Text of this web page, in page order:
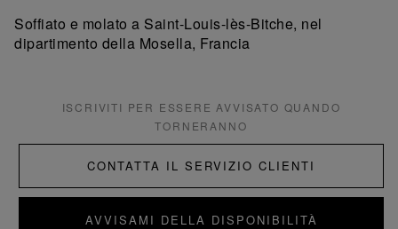
Soffiato e molato a Saint-Louis-lès-Bitche, nel
dipartimento della Mosella, Francia
ISCRIVITI PER ESSERE AVVISATO QUANDO
TORNERANNO
CONTATTA IL SERVIZIO CLIENTI
AVVISAMI DELLA DISPONIBILITÀ